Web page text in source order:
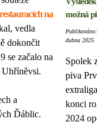
na
vedla
dokončit
se začalo na
a
Ďáblic.
možná
dubna 2025
Spolek
piva
konci
2024